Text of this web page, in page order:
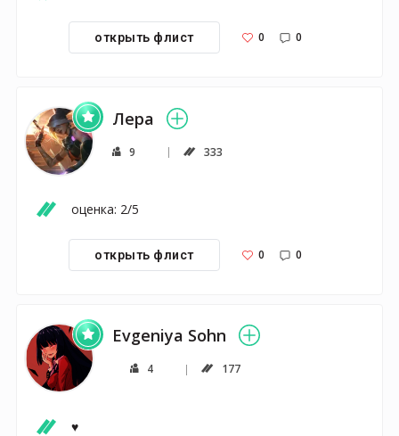
открыть флист 0 0
Лера
9 333
оценка: 2/5
открыть флист 0 0
Evgeniya Sohn
4 177
♥